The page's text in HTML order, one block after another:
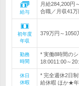
給与
月給284,200円
合職／月収41
初年度
年収
379万円～1050
勤務
時間
* 実働8時間の
18:0011:00～
休日
休暇
* 完全週休2日
給休暇 ほか★